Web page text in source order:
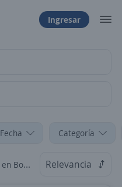
Ingresar
Fecha Categoría
Relevancia